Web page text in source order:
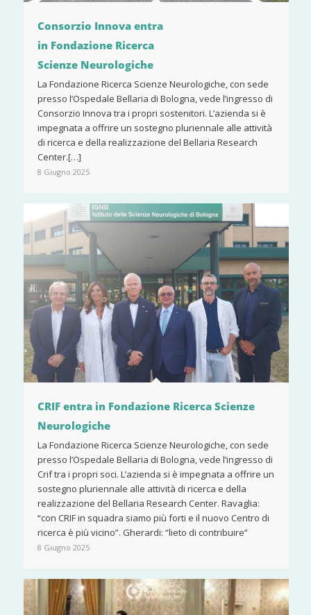
Consorzio Innova entra
in Fondazione Ricerca
Scienze Neurologiche
La Fondazione Ricerca Scienze Neurologiche, con sede
presso l’Ospedale Bellaria di Bologna, vede l’ingresso di
Consorzio Innova tra i propri sostenitori. L’azienda si è
impegnata a offrire un sostegno pluriennale alle attività
di ricerca e della realizzazione del Bellaria Research
Center.[…]
8 Giugno 2025
CRIF entra in Fondazione Ricerca Scienze
Neurologiche
La Fondazione Ricerca Scienze Neurologiche, con sede
presso l’Ospedale Bellaria di Bologna, vede l’ingresso di
Crif tra i propri soci. L’azienda si è impegnata a offrire un
sostegno pluriennale alle attività di ricerca e della
realizzazione del Bellaria Research Center. Ravaglia:
“con CRIF in squadra siamo più forti e il nuovo Centro di
ricerca è più vicino”. Gherardi: “lieto di contribuire”
8 Giugno 2025